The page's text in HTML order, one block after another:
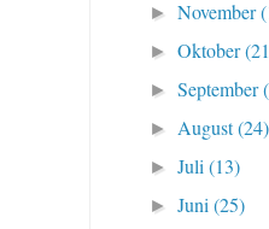
►November
►Oktober
►September
► August(24)
►Juli(13)
►Juni(25)